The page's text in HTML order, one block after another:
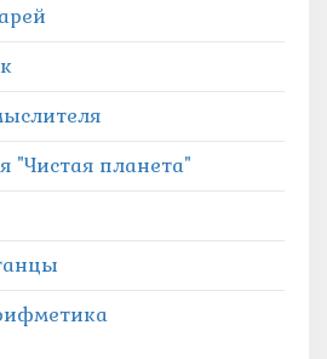
"Чистая планета"